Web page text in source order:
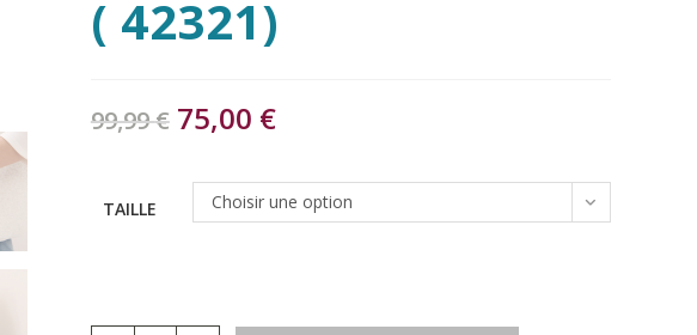
( 42321)
99,99€ 75,00 €
TAILLE Choisir une option